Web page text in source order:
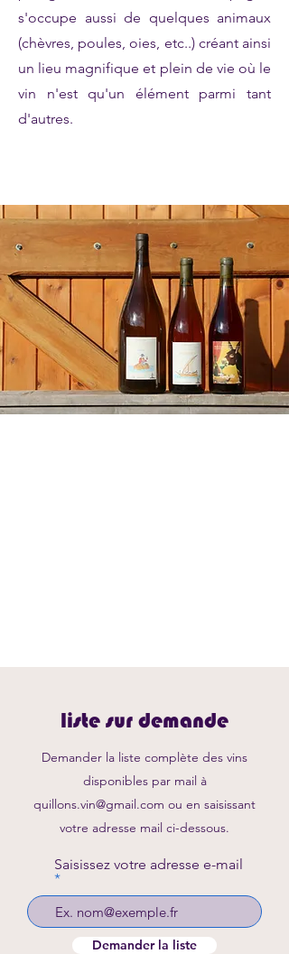
s'occupe aussi de quelques animaux
(chèvres, poules, oies, etc..) créant ainsi
un lieu magnifique et plein de vie où le
vin n'est qu'un élément parmi tant
d'autres.
liste sur demande
Demander la liste complète des vins
disponibles par mail à
quillons.vin@gmail.com ou en saisissant
votre adresse mail ci-dessous.
Saisissez votre adresse e-mail
Demander la liste